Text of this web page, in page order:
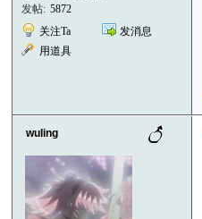
发帖: 5872
关注Ta
发消息
用道具
wuling